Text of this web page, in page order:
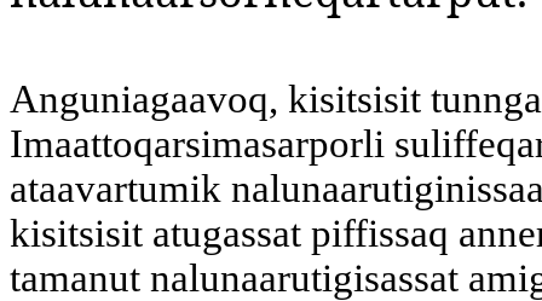
Anguniagaavoq, kisitsisit
Imaattoqarsimasarporli
ataavartumik
kisitsisit atugassat piffissaq
tamanut nalunaarutigisassat